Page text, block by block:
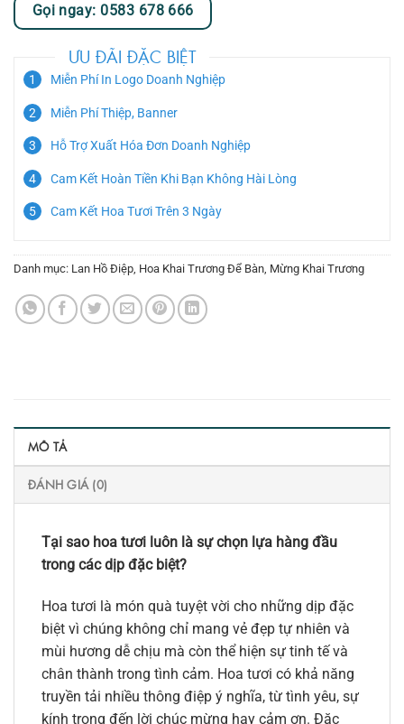
Gọi ngay: 0583 678 666
ƯU ĐÃI ĐẶC BIỆT
Miễn Phí In Logo Doanh Nghiệp
Miễn Phí Thiệp, Banner
Hỗ Trợ Xuất Hóa Đơn Doanh Nghiệp
Cam Kết Hoàn Tiền Khi Bạn Không Hài Lòng
Cam Kết Hoa Tươi Trên 3 Ngày
Danh mục: Lan Hồ Điệp, Hoa Khai Trương Để Bàn, Mừng Khai Trương
MÔ TẢ
ĐÁNH GIÁ (0)
Tại sao hoa tươi luôn là sự chọn lựa hàng đầu
trong các dịp đặc biệt?
Hoa tươi là món quà tuyệt vời cho những dịp đặc
biệt vì chúng không chỉ mang vẻ đẹp tự nhiên và
mùi hương dễ chịu mà còn thể hiện sự tinh tế và
chân thành trong tình cảm. Hoa tươi có khả năng
truyền tải nhiều thông điệp ý nghĩa, từ tình yêu, sự
kính trọng đến lời chúc mừng hay cảm ơn. Đặc